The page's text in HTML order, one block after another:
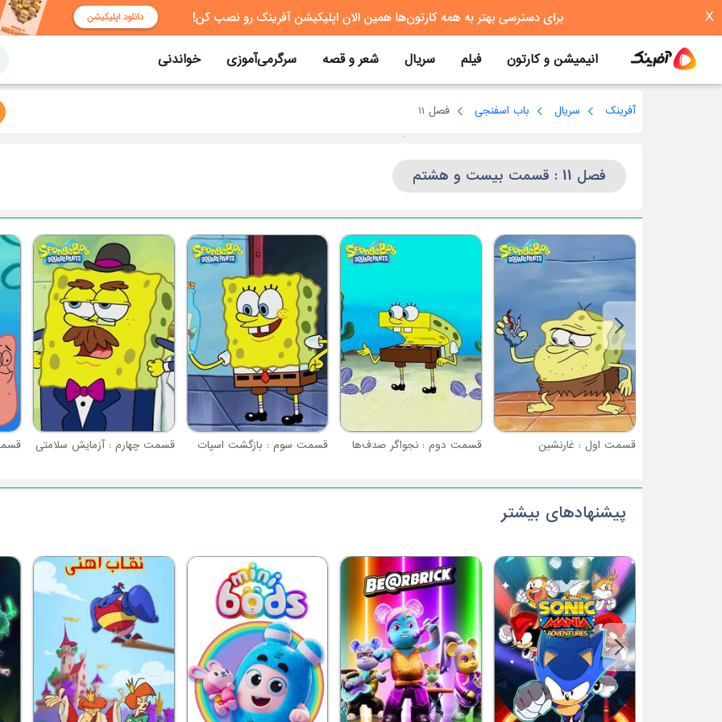
X
انیمیشن و کارتون فیلم سریال شعر و قصه سرگرمی‌آموزی خواندنی
آفرینک سریال باب اسفنجی فصل 11
فصل 11 : قسمت بیست و هشتم
قسمت اول : غارنشین قسمت دوم : نجواگر صدف‌ها قسمت سوم : بازگشت اسپات قسمت چهارم : آزمایش سلامتی
پیشنهادهای بیشتر